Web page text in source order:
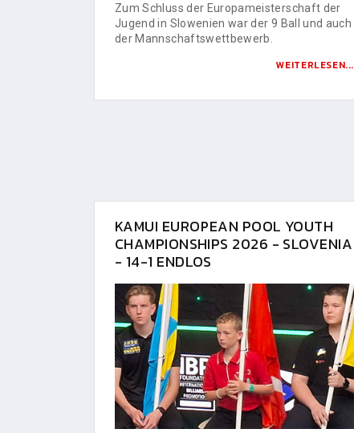
Zum Schluss der Europameisterschaft der
Jugend in Slowenien war der 9 Ball und auch
der Mannschaftswettbewerb.
WEITERLESEN...
KAMUI EUROPEAN POOL YOUTH
CHAMPIONSHIPS 2026 - SLOVENIA
- 14-1 ENDLOS